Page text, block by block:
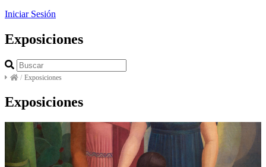
Iniciar Sesión
Exposiciones
/ Exposiciones
Exposiciones